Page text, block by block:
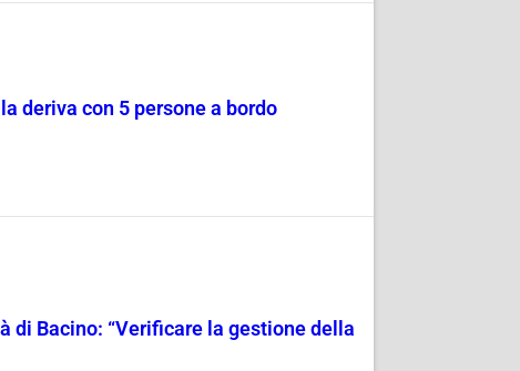
deriva con 5 persone a bordo
di Bacino: “Verificare la gestione della